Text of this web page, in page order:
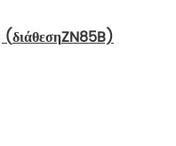
(διάθεσηZN85B)